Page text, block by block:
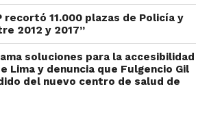
recortó 11.000 plazas de Policía y
2012 y 2017”
soluciones para la accesibilidad
Lima y denuncia que Fulgencio Gil
del nuevo centro de salud de